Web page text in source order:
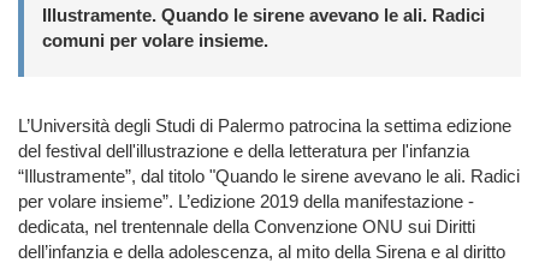
Illustramente. Quando le sirene avevano le ali. Radici
comuni per volare insieme.
L’Università degli Studi di Palermo patrocina la settima edizione
del festival dell'illustrazione e della letteratura per l'infanzia
“Illustramente”, dal titolo "Quando le sirene avevano le ali. Radici
per volare insieme”. L’edizione 2019 della manifestazione -
dedicata, nel trentennale della Convenzione ONU sui Diritti
dell’infanzia e della adolescenza, al mito della Sirena e al diritto